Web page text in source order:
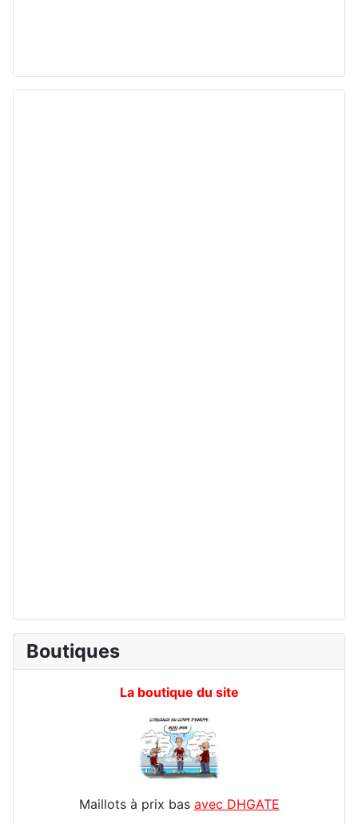
Boutiques
La boutique du site
Maillots à prix bas avec DHGATE